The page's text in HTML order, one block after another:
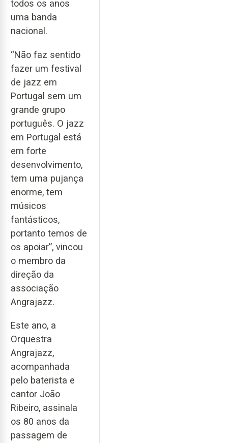
todos os anos
uma banda
nacional.
“Não faz sentido
fazer um festival
de jazz em
Portugal sem um
grande grupo
português. O jazz
em Portugal está
em forte
desenvolvimento,
tem uma pujança
enorme, tem
músicos
fantásticos,
portanto temos de
os apoiar”, vincou
o membro da
direção da
associação
Angrajazz.
Este ano, a
Orquestra
Angrajazz,
acompanhada
pelo baterista e
cantor João
Ribeiro, assinala
os 80 anos da
passagem de